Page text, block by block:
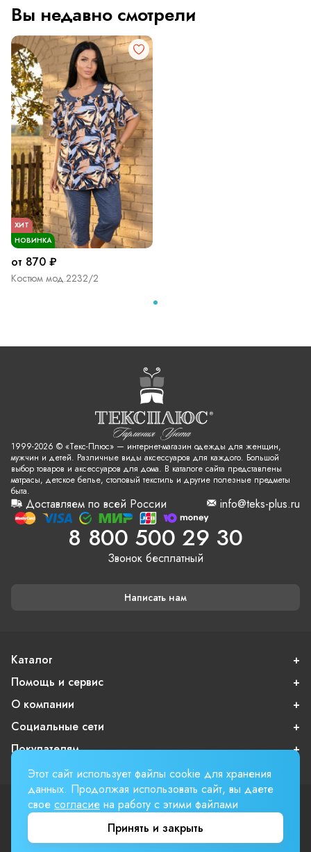
Вы недавно смотрели
ХИТ
НОВИНКА
от 870 ₽
Костюм мод.2232/2
1999-2026 © «Текс-Плюс» — интернет-магазин одежды для женщин,
мужчин и детей. Различные виды аксессуаров для каждого. Большой
выбор товаров и аксессуаров для дома. В каталоге сайта представлены
матрасы, детское белье, столовый текстиль и другие полезные предметы
быта.
Доставляем по всей России info@teks-plus.ru
8 800 500 29 30
Звонок бесплатный
Написать нам
Каталог
Помощь и сервис
О компании
Социальные сети
Покупателям
Пользовательское соглашение
Публичная оферта
Вверх страницы
Этот сайт использует файлы cookie для хранения
данных. Продолжая использовать сайт, вы даете
свое согласие на работу с этими файлами
Принять и закрыть